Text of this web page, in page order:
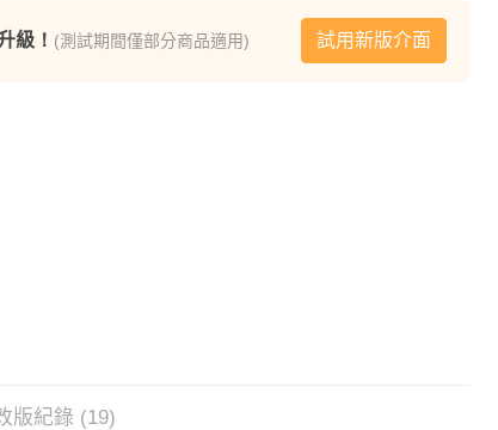
級！ (測試期間僅部分商品適用) 試用新版介面
版紀錄 (19)